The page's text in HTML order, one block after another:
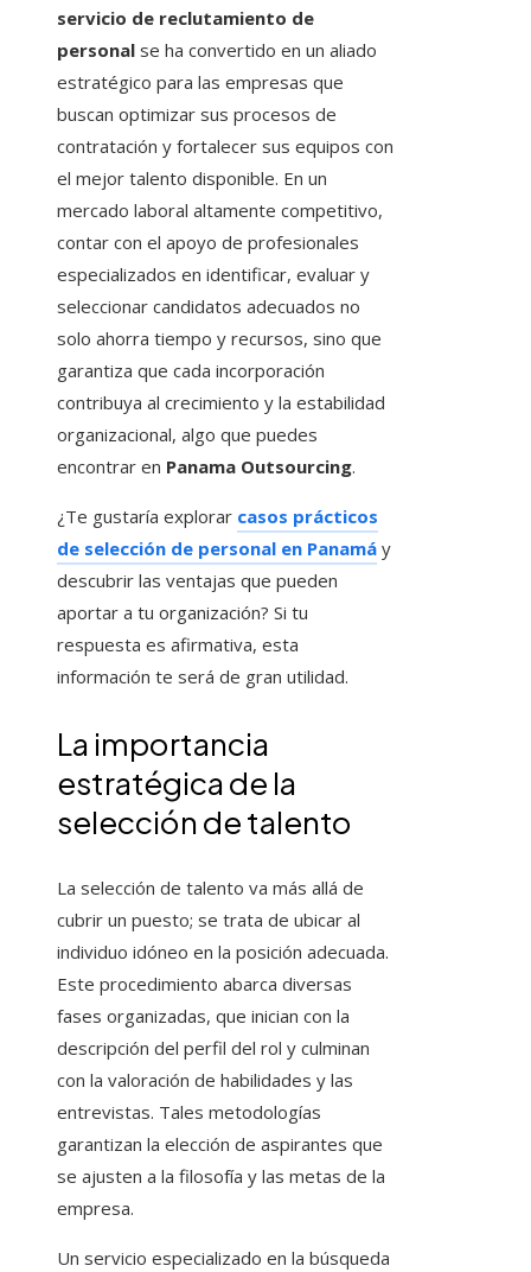
servicio de reclutamiento de
personal se ha convertido en un aliado
estratégico para las empresas que
buscan optimizar sus procesos de
contratación y fortalecer sus equipos con
el mejor talento disponible. En un
mercado laboral altamente competitivo,
contar con el apoyo de profesionales
especializados en identificar, evaluar y
seleccionar candidatos adecuados no
solo ahorra tiempo y recursos, sino que
garantiza que cada incorporación
contribuya al crecimiento y la estabilidad
organizacional, algo que puedes
encontrar en Panama Outsourcing.
¿Te gustaría explorar casos prácticos
de selección de personal en Panamá y
descubrir las ventajas que pueden
aportar a tu organización? Si tu
respuesta es afirmativa, esta
información te será de gran utilidad.
La importancia
estratégica de la
selección de talento
La selección de talento va más allá de
cubrir un puesto; se trata de ubicar al
individuo idóneo en la posición adecuada.
Este procedimiento abarca diversas
fases organizadas, que inician con la
descripción del perfil del rol y culminan
con la valoración de habilidades y las
entrevistas. Tales metodologías
garantizan la elección de aspirantes que
se ajusten a la filosofía y las metas de la
empresa.
Un servicio especializado en la búsqueda